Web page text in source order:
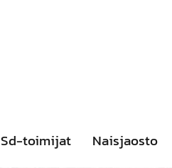
Sd-toimijat Naisjaosto